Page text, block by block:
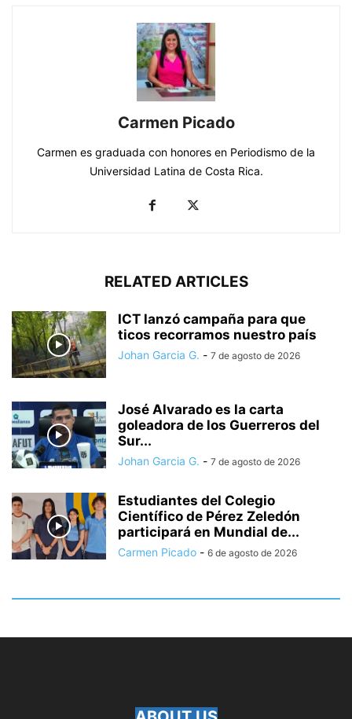
Carmen Picado
Carmen es graduada con honores en Periodismo de la
Universidad Latina de Costa Rica.
RELATED ARTICLES
ICT lanzó campaña para que
ticos recorramos nuestro país
Johan Garcia G. - 7 de agosto de 2026
José Alvarado es la carta
goleadora de los Guerreros del
Sur...
Johan Garcia G. - 7 de agosto de 2026
Estudiantes del Colegio
Científico de Pérez Zeledón
participará en Mundial de...
Carmen Picado - 6 de agosto de 2026